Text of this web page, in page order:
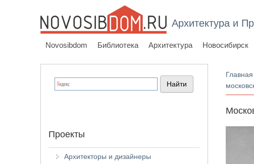
Архитектура и
Novosibdom Библиотека Архитектура Новосибирск
Вы
Главная
Проекты
Архитекторы и дизайнеры